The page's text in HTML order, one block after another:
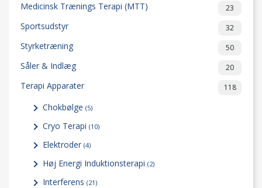
Medicinsk Trænings Terapi (MTT) 23
Sportsudstyr 32
Styrketræning 50
Såler & Indlæg 20
Terapi Apparater 118
Chokbølge (5)
Cryo Terapi (10)
Elektroder (4)
Høj Energi Induktionsterapi (2)
Interferens (21)